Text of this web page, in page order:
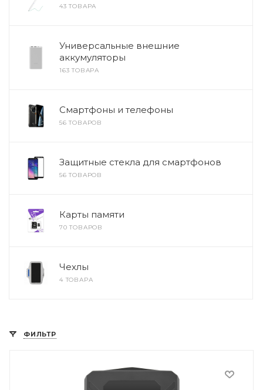
43 ТОВАРА
Универсальные внешние
аккумуляторы
163 ТОВАРА
Смартфоны и телефоны
56 ТОВАРОВ
Защитные стекла для смартфонов
56 ТОВАРОВ
Карты памяти
70 ТОВАРОВ
Чехлы
4 ТОВАРА
ФИЛЬТР